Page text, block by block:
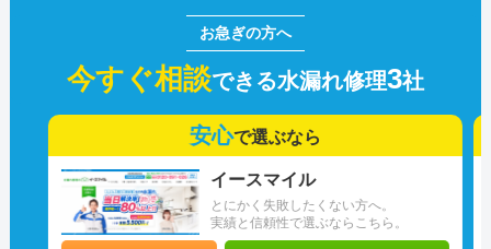
今すぐ相談できる水漏れ修理3社
安心で選ぶなら
とにかく失敗したくない方へ。
実績と信頼性で選ぶならこちら。
イースマイル